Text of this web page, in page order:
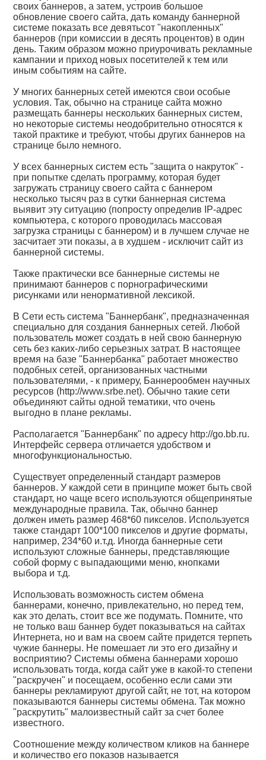
своих баннеров, а затем, устроив большое
обновление своего сайта, дать команду баннерной
системе показать все девятьсот "накопленных"
баннеров (при комиссии в десять процентов) в один
день. Таким образом можно приурочивать рекламные
кампании и приход новых посетителей к тем или
иным событиям на сайте.
У многих баннерных сетей имеются свои особые
условия. Так, обычно на странице сайта можно
размещать баннеры нескольких баннерных систем,
но некоторые системы неодобрительно относятся к
такой практике и требуют, чтобы других баннеров на
странице было немного.
У всех баннерных систем есть "защита о накруток" -
при попытке сделать программу, которая будет
загружать страницу своего сайта с баннером
несколько тысяч раз в сутки баннерная система
выявит эту ситуацию (попросту определив IP-адрес
компьютера, с которого проводилась массовая
загрузка страницы с баннером) и в лучшем случае не
засчитает эти показы, а в худшем - исключит сайт из
баннерной системы.
Также практически все баннерные системы не
принимают баннеров с порнографическими
рисунками или ненормативной лексикой.
В Сети есть система "Баннербанк", предназначенная
специально для создания баннерных сетей. Любой
пользователь может создать в ней свою баннерную
сеть без каких-либо серьезных затрат. В настоящее
время на базе "Баннербанка" работает множество
подобных сетей, организованных частными
пользователями, - к примеру, Баннерообмен научных
ресурсов (http://www.srbe.net). Обычно такие сети
объединяют сайты одной тематики, что очень
выгодно в плане рекламы.
Располагается "Баннербанк" по адресу http://go.bb.ru.
Интерфейс сервера отличается удобством и
многофункциональностью.
Существует определенный стандарт размеров
баннеров. У каждой сети в принципе может быть свой
стандарт, но чаще всего используются общепринятые
международные правила. Так, обычно баннер
должен иметь размер 468*60 пикселов. Используется
также стандарт 100*100 пикселов и другие форматы,
например, 234*60 и.т.д. Иногда баннерные сети
используют сложные баннеры, представляющие
собой форму с выпадающими меню, кнопками
выбора и т.д.
Использовать возможность систем обмена
баннерами, конечно, привлекательно, но перед тем,
как это делать, стоит все же подумать. Помните, что
не только ваш баннер будет показываться на сайтах
Интернета, но и вам на своем сайте придется терпеть
чужие баннеры. Не помешает ли это его дизайну и
восприятию? Системы обмена баннерами хорошо
использовать тогда, когда сайт уже в какой-то степени
"раскручен" и посещаем, особенно если сами эти
баннеры рекламируют другой сайт, не тот, на котором
показываются баннеры системы обмена. Так можно
"раскрутить" малоизвестный сайт за счет более
известного.
Соотношение между количеством кликов на баннере
и количество его показов называется